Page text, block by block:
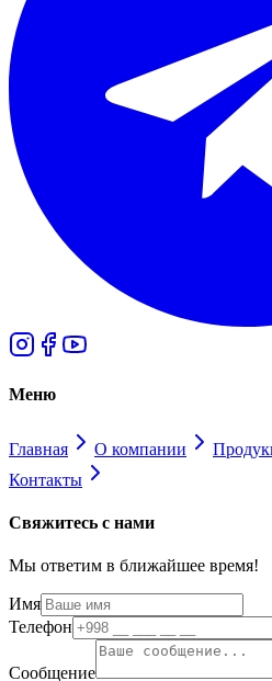
Меню
Главная О компании
Контакты
Свяжитесь с нами
Мы ответим в ближайшее время!
Имя
Телефон
Сообщение